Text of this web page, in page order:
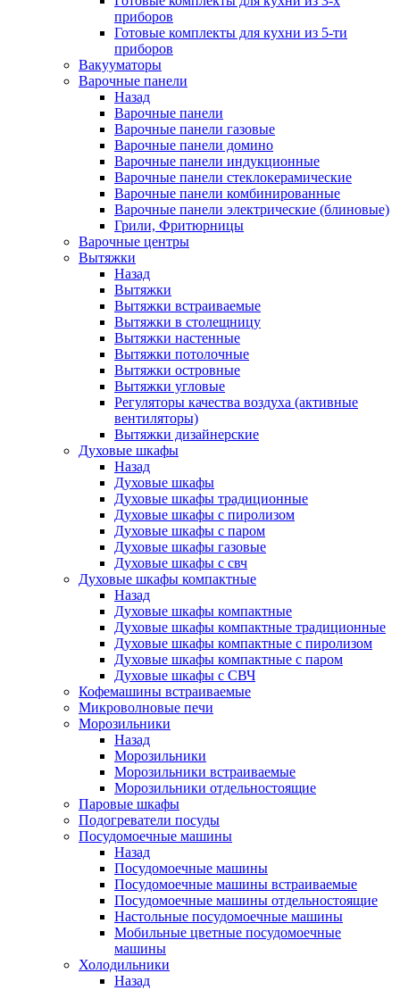
приборов
Готовые комплекты для кухни из 5-ти
приборов
Вакууматоры
Варочные панели
Назад
Варочные панели
Варочные панели газовые
Варочные панели домино
Варочные панели индукционные
Варочные панели стеклокерамические
Варочные панели комбинированные
Варочные панели электрические (блиновые)
Грили, Фритюрницы
Варочные центры
Вытяжки
Назад
Вытяжки
Вытяжки встраиваемые
Вытяжки в столещницу
Вытяжки настенные
Вытяжки потолочные
Вытяжки островные
Вытяжки угловые
Регуляторы качества воздуха (активные
вентиляторы)
Вытяжки дизайнерские
Духовые шкафы
Назад
Духовые шкафы
Духовые шкафы традиционные
Духовые шкафы с пиролизом
Духовые шкафы с паром
Духовые шкафы газовые
Духовые шкафы с свч
Духовые шкафы компактные
Назад
Духовые шкафы компактные
Духовые шкафы компактные традиционные
Духовые шкафы компактные с пиролизом
Духовые шкафы компактные с паром
Духовые шкафы с СВЧ
Кофемашины встраиваемые
Микроволновые печи
Морозильники
Назад
Морозильники
Морозильники встраиваемые
Морозильники отдельностоящие
Паровые шкафы
Подогреватели посуды
Посудомоечные машины
Назад
Посудомоечные машины
Посудомоечные машины встраиваемые
Посудомоечные машины отдельностоящие
Настольные посудомоечные машины
Мобильные цветные посудомоечные
машины
Холодильники
Назад